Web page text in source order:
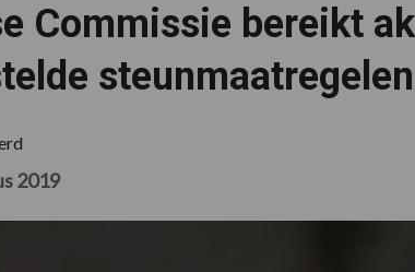
Commissie bereikt
2019